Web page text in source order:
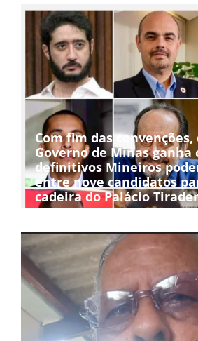
Com fim das
Governo de Minas ganha
definitivos Mineiros
entre nove candidatos
cadeira do Palácio